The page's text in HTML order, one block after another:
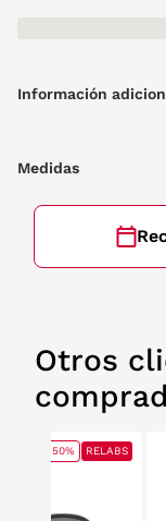
Información
Medidas
Otros
50% RELABS